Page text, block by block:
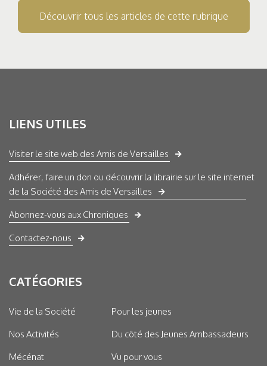
Découvrir tous les articles de cette rubrique
LIENS UTILES
Visiter le site web des Amis de Versailles
Adhérer, faire un don ou découvrir la librairie sur le site internet
de la Société des Amis de Versailles
Abonnez-vous aux Chroniques
Contactez-nous
CATÉGORIES
Vie de la Société
Nos Activités
Mécénat
Pour les jeunes
Du côté des Jeunes Ambassadeurs
Vu pour vous